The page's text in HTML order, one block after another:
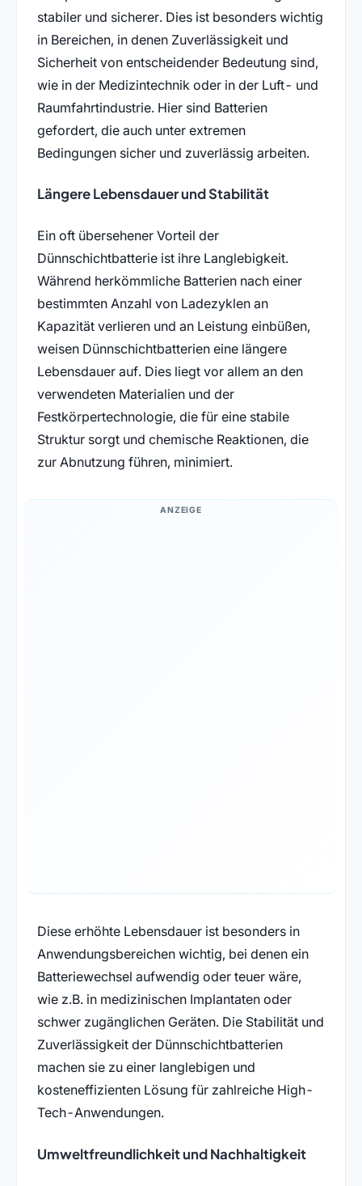
stabiler und sicherer. Dies ist besonders wichtig
in Bereichen, in denen Zuverlässigkeit und
Sicherheit von entscheidender Bedeutung sind,
wie in der Medizintechnik oder in der Luft- und
Raumfahrtindustrie. Hier sind Batterien
gefordert, die auch unter extremen
Bedingungen sicher und zuverlässig arbeiten.
Längere Lebensdauer und Stabilität
Ein oft übersehener Vorteil der
Dünnschichtbatterie ist ihre Langlebigkeit.
Während herkömmliche Batterien nach einer
bestimmten Anzahl von Ladezyklen an
Kapazität verlieren und an Leistung einbüßen,
weisen Dünnschichtbatterien eine längere
Lebensdauer auf. Dies liegt vor allem an den
verwendeten Materialien und der
Festkörpertechnologie, die für eine stabile
Struktur sorgt und chemische Reaktionen, die
zur Abnutzung führen, minimiert.
ANZEIGE
Diese erhöhte Lebensdauer ist besonders in
Anwendungsbereichen wichtig, bei denen ein
Batteriewechsel aufwendig oder teuer wäre,
wie z.B. in medizinischen Implantaten oder
schwer zugänglichen Geräten. Die Stabilität und
Zuverlässigkeit der Dünnschichtbatterien
machen sie zu einer langlebigen und
kosteneffizienten Lösung für zahlreiche High-
Tech-Anwendungen.
Umweltfreundlichkeit und Nachhaltigkeit